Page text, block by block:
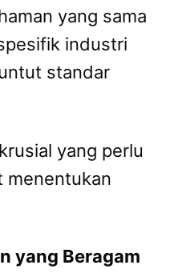
yang sama
industri
standar
yang perlu
menentukan
yang Beragam